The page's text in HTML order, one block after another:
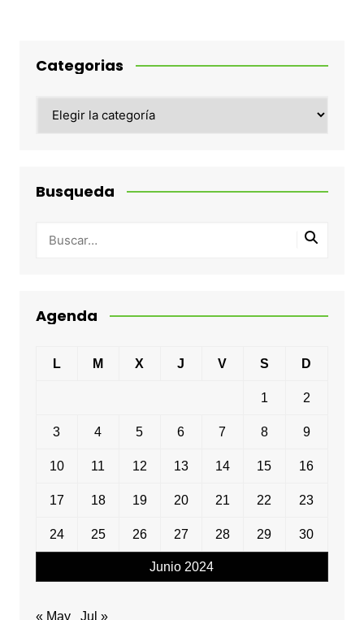
Categorias
Busqueda
Agenda
Junio 2024
L M X J V S D
1 2
3 4 5 6 7 8 9
10 11 12 13 14 15 16
17 18 19 20 21 22 23
24 25 26 27 28 29 30
« May Jul »